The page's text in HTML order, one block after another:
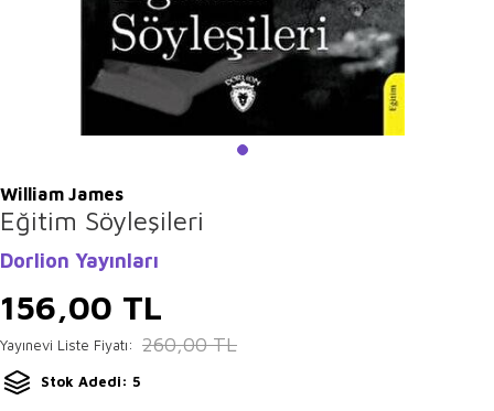
William James
Eğitim Söyleşileri
Dorlion Yayınları
156,00 TL
Yayınevi Liste Fiyatı: 260,00TL
Stok Adedi: 5